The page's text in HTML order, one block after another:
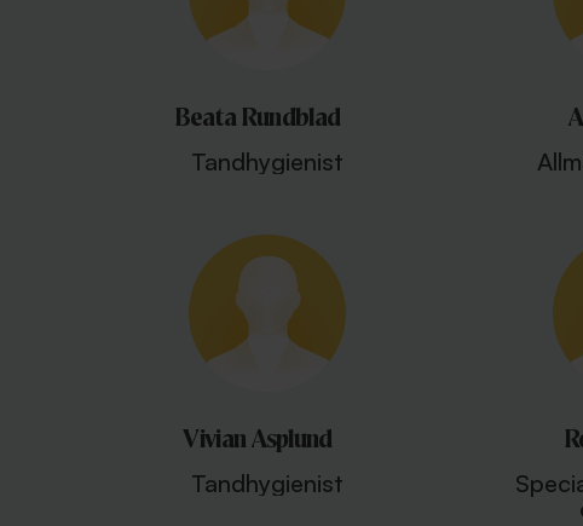
Beata Rundblad
Tandhygienist
Vivian Asplund
Tandhygienist